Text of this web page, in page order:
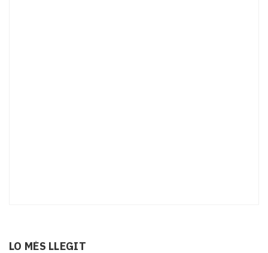
LO MÉS LLEGIT